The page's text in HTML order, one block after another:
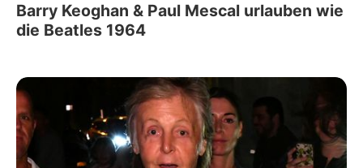
Barry Keoghan & Paul Mescal urlauben wie
die Beatles 1964